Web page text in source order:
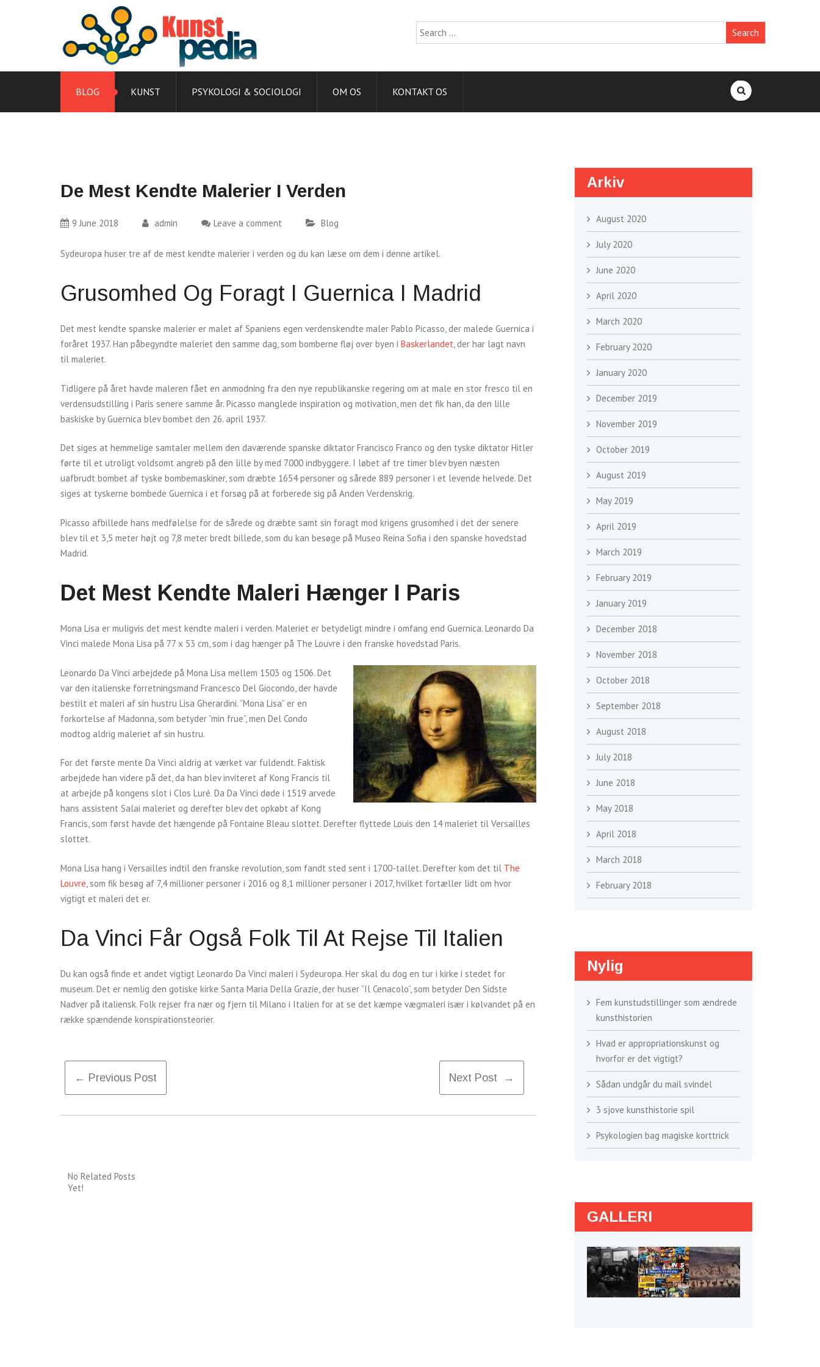
Search
for:
BLOG KUNST PSYKOLOGI & SOCIOLOGI OM OS KONTAKT OS
Search
for:
De Mest Kendte Malerier I Verden
9 June 2018 admin Leave a comment Blog
Sydeuropa huser tre af de mest kendte malerier i verden og du kan læse om dem i denne artikel.
Grusomhed Og Foragt I Guernica I Madrid
Det mest kendte spanske malerier er malet af Spaniens egen verdenskendte maler Pablo Picasso, der malede Guernica i
foråret 1937. Han påbegyndte maleriet den samme dag, som bomberne fløj over byen i Baskerlandet, der har lagt navn
til maleriet.
Tidligere på året havde maleren fået en anmodning fra den nye republikanske regering om at male en stor fresco til en
verdensudstilling i Paris senere samme år. Picasso manglede inspiration og motivation, men det fik han, da den lille
baskiske by Guernica blev bombet den 26. april 1937.
Det siges at hemmelige samtaler mellem den daværende spanske diktator Francisco Franco og den tyske diktator Hitler
førte til et utroligt voldsomt angreb på den lille by med 7000 indbyggere. I løbet af tre timer blev byen næsten
uafbrudt bombet af tyske bombemaskiner, som dræbte 1654 personer og sårede 889 personer i et levende helvede. Det
siges at tyskerne bombede Guernica i et forsøg på at forberede sig på Anden Verdenskrig.
Picasso afbillede hans medfølelse for de sårede og dræbte samt sin foragt mod krigens grusomhed i det der senere
blev til et 3,5 meter højt og 7,8 meter bredt billede, som du kan besøge på Museo Reina Sofia i den spanske hovedstad
Madrid.
Det Mest Kendte Maleri Hænger I Paris
Mona Lisa er muligvis det mest kendte maleri i verden. Maleriet er betydeligt mindre i omfang end Guernica. Leonardo Da
Vinci malede Mona Lisa på 77 x 53 cm, som i dag hænger på The Louvre i den franske hovedstad Paris.
Leonardo Da Vinci arbejdede på Mona Lisa mellem 1503 og 1506. Det
var den italienske forretningsmand Francesco Del Giocondo, der havde
bestilt et maleri af sin hustru Lisa Gherardini. ”Mona Lisa” er en
forkortelse af Madonna, som betyder ”min frue”, men Del Condo
modtog aldrig maleriet af sin hustru.
For det første mente Da Vinci aldrig at værket var fuldendt. Faktisk
arbejdede han videre på det, da han blev inviteret af Kong Francis til
at arbejde på kongens slot i Clos Luré. Da Da Vinci døde i 1519 arvede
hans assistent Salai maleriet og derefter blev det opkøbt af Kong
Francis, som først havde det hængende på Fontaine Bleau slottet. Derefter flyttede Louis den 14 maleriet til Versailles
slottet.
Mona Lisa hang i Versailles indtil den franske revolution, som fandt sted sent i 1700-tallet. Derefter kom det til The
Louvre , som fik besøg af 7,4 millioner personer i 2016 og 8,1 millioner personer i 2017, hvilket fortæller lidt om hvor
vigtigt et maleri det er.
Da Vinci Får Også Folk Til At Rejse Til Italien
Du kan også finde et andet vigtigt Leonardo Da Vinci maleri i Sydeuropa. Her skal du dog en tur i kirke i stedet for
museum. Det er nemlig den gotiske kirke Santa Maria Della Grazie, der huser ”Il Cenacolo”, som betyder Den Sidste
Nadver på italiensk. Folk rejser fra nær og fjern til Milano i Italien for at se det kæmpe vægmaleri især i kølvandet på en
række spændende konspirationsteorier.
Post
← Previous Post Next Post →
No Related Posts
Yet!
Arkiv
August 2020
July 2020
June 2020
April 2020
March 2020
February 2020
January 2020
December 2019
November 2019
October 2019
August 2019
May 2019
April 2019
March 2019
February 2019
January 2019
December 2018
November 2018
October 2018
September 2018
August 2018
July 2018
June 2018
May 2018
April 2018
March 2018
February 2018
Nylig
Fem kunstudstillinger som ændrede
kunsthistorien
Hvad er appropriationskunst og
hvorfor er det vigtigt?
Sådan undgår du mail svindel
3 sjove kunsthistorie spil
Psykologien bag magiske korttrick
GALLERI